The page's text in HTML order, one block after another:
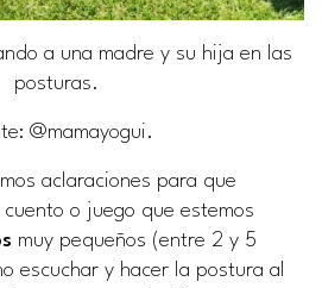
a una madre y su hija en las
posturas.
: @mamayogui.
aclaraciones para que
o juego que estemos
muy pequeños (entre 2 y 5
escuchar y hacer la postura al